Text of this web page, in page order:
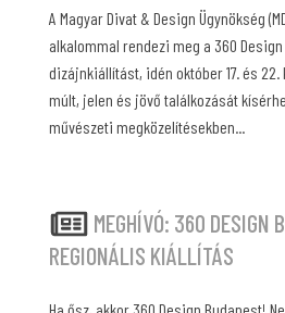
A Magyar Divat & Design Ügynökség
alkalommal rendezi meg a 360
dizájnkiállítást, idén október 17. és 22.
múlt, jelen és jövő találkozását
művészeti megközelítésekben...
MEGHÍVÓ: 360 DESIGN
REGIONÁLIS KIÁLLÍTÁS